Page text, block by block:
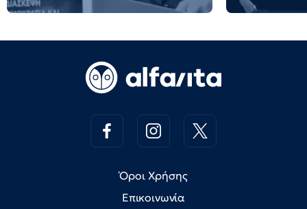
Όροι Χρήσης
Επικοινωνία